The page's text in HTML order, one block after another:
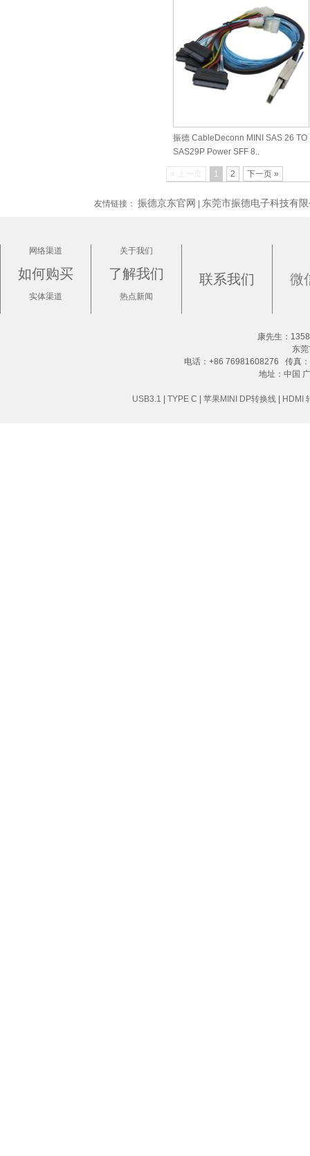
振德 CableDeconn MINI SAS 26 TO
SAS29P Power SFF 8..
« 上一页 1 2 下一页 »
友情链接： 振德京东官网 东莞市振德电子科技有
网络渠道
如何购买
实体渠道
关于我们
了解我们
热点新闻
联系我们 微
康先生：
东
电话：+86 76981608276 传真
地址：中国
USB3.1 TYPE C 苹果MINI DP转换线 HDMI